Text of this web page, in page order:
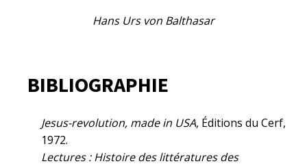
Hans Urs von Balthasar
BIBLIOGRAPHIE
Jesus-revolution, made in USA, Éditions du Cerf,
1972.
Lectures : Histoire des littératures des